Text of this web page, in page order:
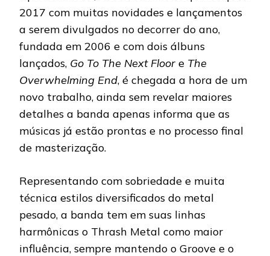
2017 com muitas novidades e lançamentos
a serem divulgados no decorrer do ano,
fundada em 2006 e com dois álbuns
lançados, Go To The Next Floor e The
Overwhelming End, é chegada a hora de um
novo trabalho, ainda sem revelar maiores
detalhes a banda apenas informa que as
músicas já estão prontas e no processo final
de masterização.
Representando com sobriedade e muita
técnica estilos diversificados do metal
pesado, a banda tem em suas linhas
harmônicas o Thrash Metal como maior
influência, sempre mantendo o Groove e o